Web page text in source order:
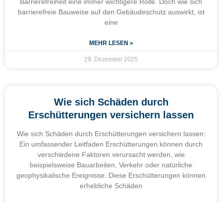
barrierefreie Bauweise auf den Gebäudeschutz auswirkt, ist
eine
MEHR LESEN »
29. Dezember 2025
Wie sich Schäden durch
Erschütterungen versichern lassen
Wie sich Schäden durch Erschütterungen versichern lassen:
Ein umfassender Leitfaden Erschütterungen können durch
verschiedene Faktoren verursacht werden, wie
beispielsweise Bauarbeiten, Verkehr oder natürliche
geophysikalische Ereignisse. Diese Erschütterungen können
erhebliche Schäden